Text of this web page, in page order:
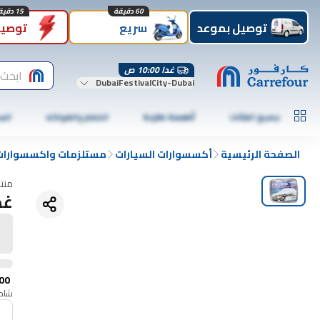
توصيل بموعد سريع
60 دقيقة 15 دقيقة
غدا 10:00 ص
DubaiFestivalCity-Dubai
جميع الفئات أطعمة طازجة الخضار والفواكه
الصفحة الرئيسية أكسسوارات السيارات مستلزمات